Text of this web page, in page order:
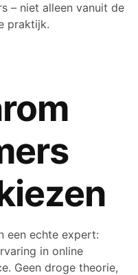
– niet alleen vanuit de
praktijk.
een echte expert:
in online
Geen droge theorie,